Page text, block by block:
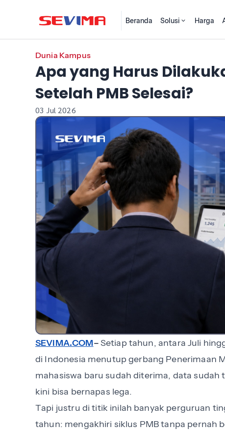
Beranda Solusi Harga
Dunia Kampus
Apa yang Harus
Setelah PMB Selesai?
03 Jul 2026
SEVIMA.COM–Setiap tahun, antara Juli
di Indonesia menutup gerbang Penerimaan
mahasiswa baru sudah diterima, data
kini bisa bernapas lega.
Tapi justru di titik inilah banyak perguruan
tahun: mengakhiri siklus PMB tanpa pernah